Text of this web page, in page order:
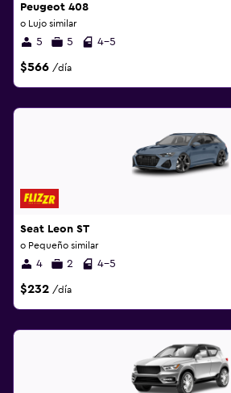
Peugeot 408
o Lujo similar
5 5 4-5
$566 /día
Seat Leon ST
o Pequeño similar
4 2 4-5
$232 /día